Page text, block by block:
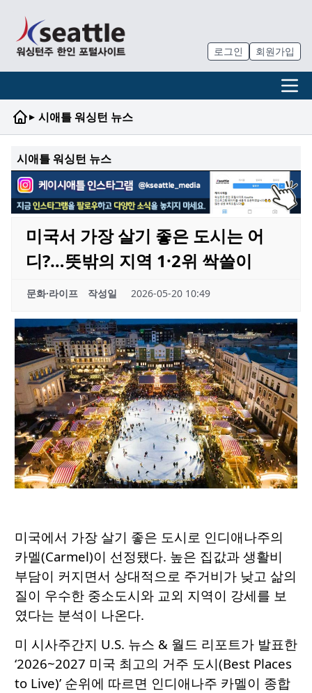
로그인 회원가입
▸ 시애틀 워싱턴 뉴스
시애틀 워싱턴 뉴스
미국서 가장 살기 좋은 도시는 어
디?…뜻밖의 지역 1·2위 싹쓸이
문화·라이프 작성일 2026-05-20 10:49
미국에서 가장 살기 좋은 도시로 인디애나주의
카멜(Carmel)이 선정됐다. 높은 집값과 생활비
부담이 커지면서 상대적으로 주거비가 낮고 삶의
질이 우수한 중소도시와 교외 지역이 강세를 보
였다는 분석이 나온다.
미 시사주간지 U.S. 뉴스 & 월드 리포트가 발표한
‘2026~2027 미국 최고의 거주 도시(Best Places
to Live)’ 순위에 따르면 인디애나주 카멜이 종합